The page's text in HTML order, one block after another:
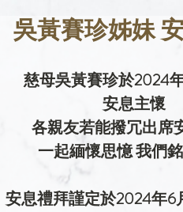
吳黃賽珍姊妹
慈母吳黃賽珍於2024
安息主懷
各親友若能撥冗出席
一起緬懷思憶 我們
安息禮拜謹定於2024年6